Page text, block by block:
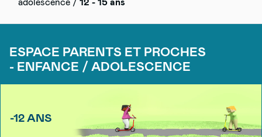
adolescence / 12 - 15 ans
ESPACE PARENTS ET PROCHES
- ENFANCE / ADOLESCENCE
-12 ANS